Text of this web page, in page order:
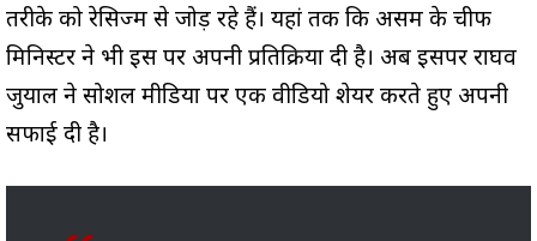
तरीके को रेसिज्म से जोड़ रहे हैं। यहां तक कि असम के चीफ
मिनिस्टर ने भी इस पर अपनी प्रतिक्रिया दी है। अब इसपर राघव
जुयाल ने सोशल मीडिया पर एक वीडियो शेयर करते हुए अपनी
सफाई दी है।